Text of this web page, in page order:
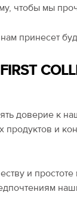
чтобы мы
принесет
доверие к
и
и